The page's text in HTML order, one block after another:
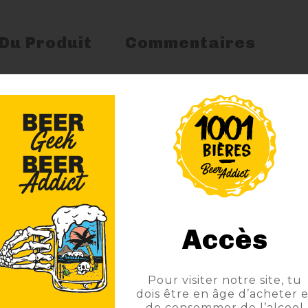
Produit Commentaires
en arrière-bouche.
4 suggestions de produit :
Accès
Pour visiter notre site, tu
dois être en âge d’acheter